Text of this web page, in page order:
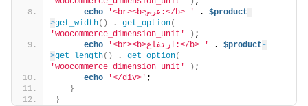
echo
'<br><b>عرض:</b> ' . $product -
>get_width() . get_option(
'woocommerce_dimension_unit'
) ;
echo
'<br><b>ارتفاع:</b> ' . $product -
>get_length() . get_option(
'woocommerce_dimension_unit'
) ;
echo
'</div>' ;
}
}